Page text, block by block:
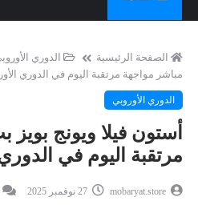
الصفحة الرئيسية الدوري
مباشر مواجهة مرتقبة اليوم في الدوري
الدوري الأوروبي
أستون فيلا ويونج
مرتقبة اليوم في
mobaryat.store